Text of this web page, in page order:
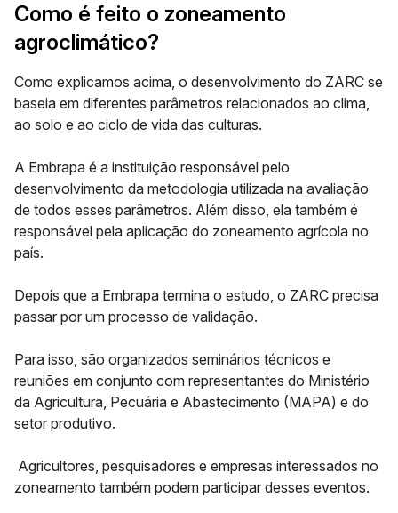
Como é feito o zoneamento
agroclimático?
Como explicamos acima, o desenvolvimento do ZARC se
baseia em diferentes parâmetros relacionados ao clima,
ao solo e ao ciclo de vida das culturas.
A Embrapa é a instituição responsável pelo
desenvolvimento da metodologia utilizada na avaliação
de todos esses parâmetros. Além disso, ela também é
responsável pela aplicação do zoneamento agrícola no
país.
Depois que a Embrapa termina o estudo, o ZARC precisa
passar por um processo de validação.
Para isso, são organizados seminários técnicos e
reuniões em conjunto com representantes do Ministério
da Agricultura, Pecuária e Abastecimento (MAPA) e do
setor produtivo.
Agricultores, pesquisadores e empresas interessados no
zoneamento também podem participar desses eventos.